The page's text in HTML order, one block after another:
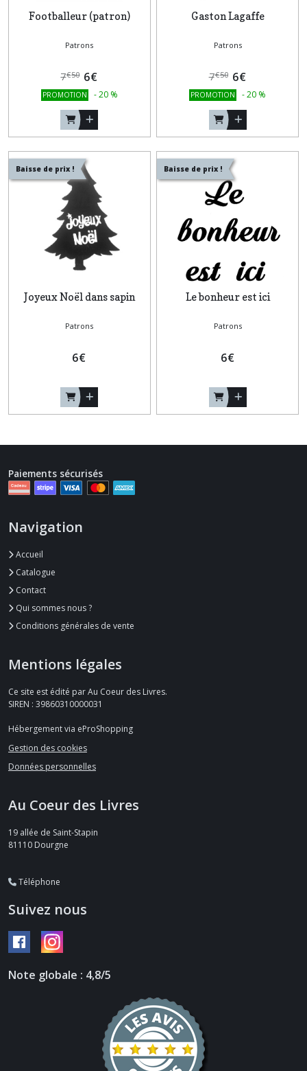
Footballeur (patron)
Patrons
7€50 6€
PROMOTION -20 %
Gaston Lagaffe
Patrons
7€50 6€
PROMOTION -20 %
Baisse de prix !
Joyeux Noël dans sapin
Patrons
6€
Baisse de prix !
Le bonheur est ici
Patrons
6€
Paiements sécurisés
Navigation
Accueil
Catalogue
Contact
Qui sommes nous ?
Conditions générales de vente
Mentions légales
Ce site est édité par Au Coeur des Livres.
SIREN : 39860310000031
Hébergement via eProShopping
Gestion des cookies
Données personnelles
Au Coeur des Livres
19 allée de Saint-Stapin
81110 Dourgne
Téléphone
Suivez nous
Note globale : 4,8/5